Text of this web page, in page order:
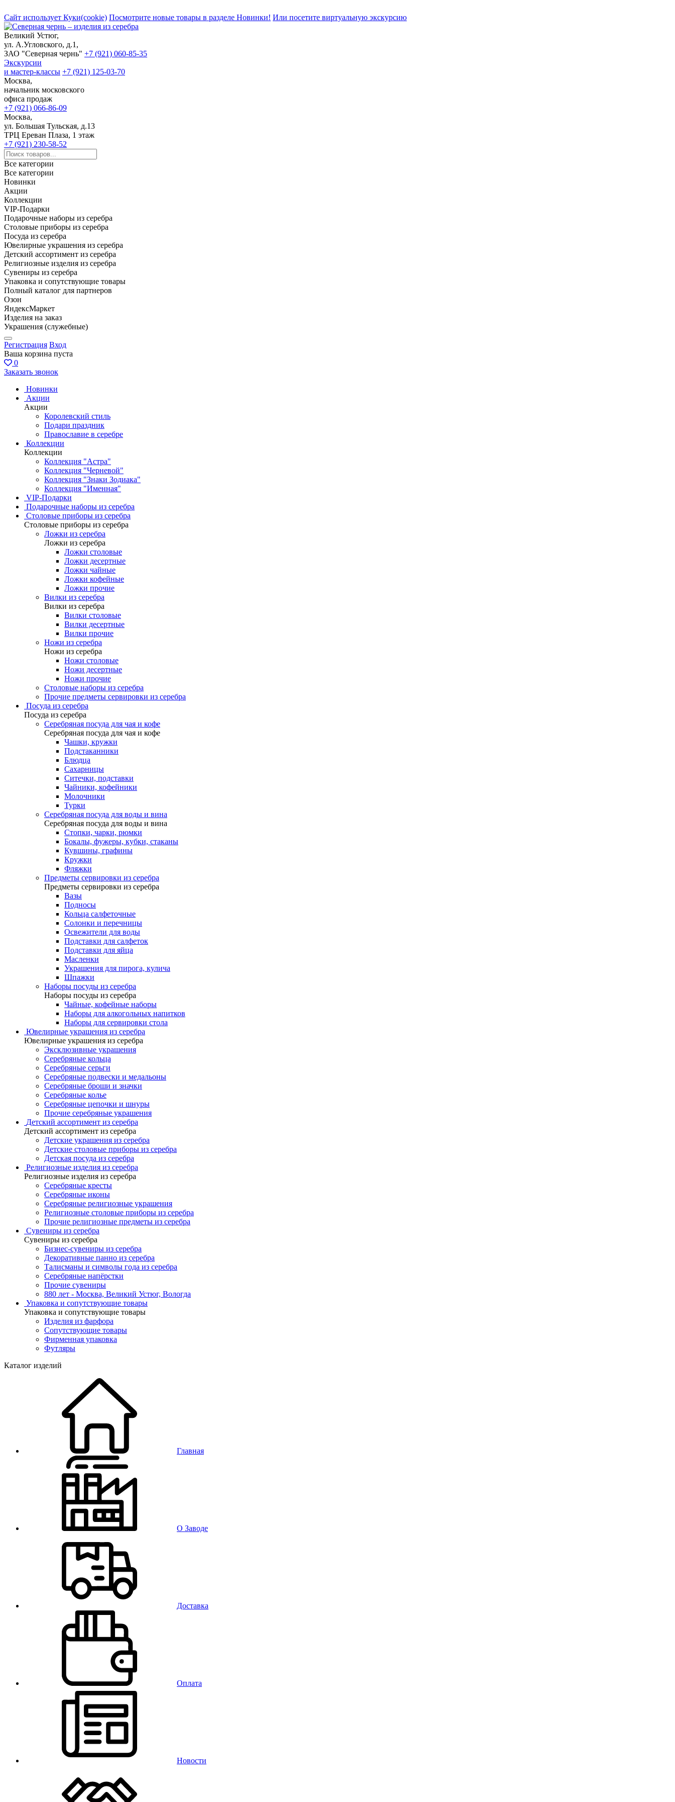
Сайт использует Куки(cookie) Посмотрите новые товары в разделе Новинки! Или посетите виртуальную экскурсию
Великий Устюг,
ул. А.Угловского, д.1,
ЗАО "Северная чернь" +7 (921) 060-85-35
Экскурсии
и мастер-классы +7 (921) 125-03-70
Москва,
начальник московского
офиса продаж
+7 (921) 066-86-09
Москва,
ул. Большая Тульская, д.13
ТРЦ Ереван Плаза, 1 этаж
+7 (921) 230-58-52
Все категории
Все категории
Новинки
Акции
Коллекции
VIP-Подарки
Подарочные наборы из серебра
Столовые приборы из серебра
Посуда из серебра
Ювелирные украшения из серебра
Детский ассортимент из серебра
Религиозные изделия из серебра
Сувениры из серебра
Упаковка и сопутствующие товары
Полный каталог для партнеров
Озон
ЯндексМаркет
Изделия на заказ
Украшения (служебные)
Регистрация Вход
Ваша корзина пуста
0
Заказать звонок
Новинки
Акции
Акции
Королевский стиль
Подари праздник
Православие в серебре
Коллекции
Коллекции
Коллекция "Астра"
Коллекция "Черневой"
Коллекция "Знаки Зодиака"
Коллекция "Именная"
VIP-Подарки
Подарочные наборы из серебра
Столовые приборы из серебра
Столовые приборы из серебра
Ложки из серебра
Ложки из серебра
Ложки столовые
Ложки десертные
Ложки чайные
Ложки кофейные
Ложки прочие
Вилки из серебра
Вилки из серебра
Вилки столовые
Вилки десертные
Вилки прочие
Ножи из серебра
Ножи из серебра
Ножи столовые
Ножи десертные
Ножи прочие
Столовые наборы из серебра
Прочие предметы сервировки из серебра
Посуда из серебра
Посуда из серебра
Серебряная посуда для чая и кофе
Серебряная посуда для чая и кофе
Чашки, кружки
Подстаканники
Блюдца
Сахарницы
Ситечки, подставки
Чайники, кофейники
Молочники
Турки
Серебряная посуда для воды и вина
Серебряная посуда для воды и вина
Стопки, чарки, рюмки
Бокалы, фужеры, кубки, стаканы
Кувшины, графины
Кружки
Фляжки
Предметы сервировки из серебра
Предметы сервировки из серебра
Вазы
Подносы
Кольца салфеточные
Солонки и перечницы
Освежители для воды
Подставки для салфеток
Подставки для яйца
Масленки
Украшения для пирога, кулича
Шпажки
Наборы посуды из серебра
Наборы посуды из серебра
Чайные, кофейные наборы
Наборы для алкогольных напитков
Наборы для сервировки стола
Ювелирные украшения из серебра
Ювелирные украшения из серебра
Эксклюзивные украшения
Серебряные кольца
Серебряные серьги
Серебряные подвески и медальоны
Серебряные броши и значки
Серебряные колье
Серебряные цепочки и шнуры
Прочие серебряные украшения
Детский ассортимент из серебра
Детский ассортимент из серебра
Детские украшения из серебра
Детские столовые приборы из серебра
Детская посуда из серебра
Религиозные изделия из серебра
Религиозные изделия из серебра
Серебряные кресты
Серебряные иконы
Серебряные религиозные украшения
Религиозные столовые приборы из серебра
Прочие религиозные предметы из серебра
Сувениры из серебра
Сувениры из серебра
Бизнес-сувениры из серебра
Декоративные панно из серебра
Талисманы и символы года из серебра
Серебряные напёрстки
Прочие сувениры
880 лет - Москва, Великий Устюг, Вологда
Упаковка и сопутствующие товары
Упаковка и сопутствующие товары
Изделия из фарфора
Сопутствующие товары
Фирменная упаковка
Футляры
Каталог изделий
Главная
О Заводе
Доставка
Оплата
Новости